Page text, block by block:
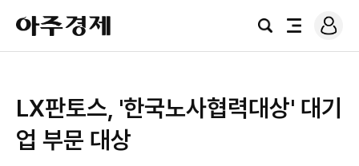
아
주
경
검
전
로
그
LX판토스, '한국노사협력대상' 대기
업 부문 대상